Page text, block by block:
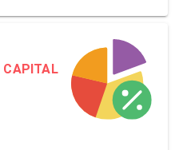
CAPITAL